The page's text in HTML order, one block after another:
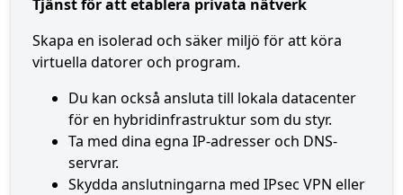
Tjänst för att etablera privata nätverk
Skapa en isolerad och säker miljö för att köra
virtuella datorer och program.
Du kan också ansluta till lokala datacenter
för en hybridinfrastruktur som du styr.
Ta med dina egna IP-adresser och DNS-
servrar.
Skydda anslutningarna med IPsec VPN eller